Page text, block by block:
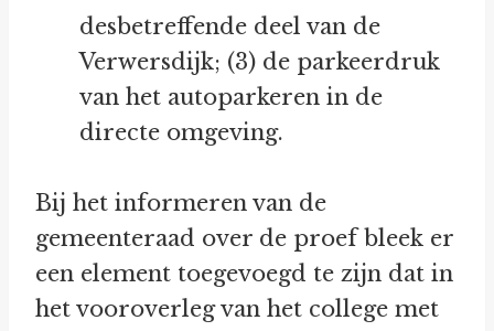
desbetreffende deel van de
Verwersdijk; (3) de parkeerdruk
van het autoparkeren in de
directe omgeving.
Bij het informeren van de
gemeenteraad over de proef bleek er
een element toegevoegd te zijn dat in
het vooroverleg van het college met